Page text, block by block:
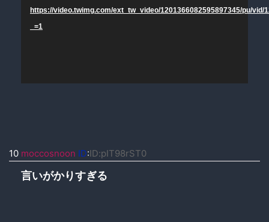
レ
ー
https://video.twimg.com/ext_tw_video/1201366082595897345/pu/vid/
_=1
10 moccosnoon ID:ID:pIT98rST0
言いがかりすぎる